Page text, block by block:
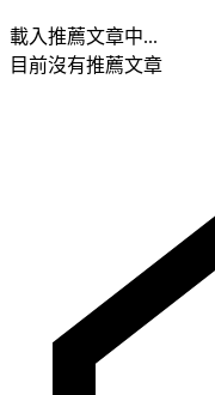
載入推薦文章中...
目前沒有推薦文章